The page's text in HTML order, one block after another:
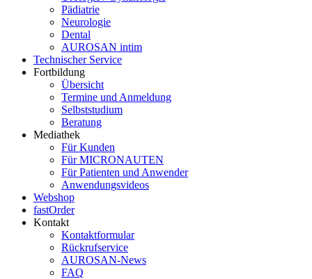
Pädiatrie
Neurologie
Dental
AUROSAN intim
Technischer Service
Fortbildung
Übersicht
Termine und Anmeldung
Selbststudium
Beratung
Mediathek
Für Kunden
Für MICRONAUTEN
Für Patienten und Anwender
Anwendungsvideos
Webshop
fastOrder
Kontakt
Kontaktformular
Rückrufservice
AUROSAN-News
FAQ